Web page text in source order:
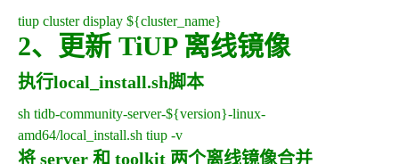
tiup cluster display ${cluster_name}
2、更新 TiUP 离线镜像
执行local_install.sh脚本
sh tidb-community-server-${version}-linux-
amd64/local_install.sh tiup -v
将 server 和 toolkit 两个离线镜像合并